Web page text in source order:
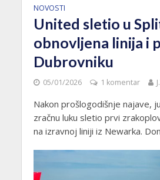
NOVOSTI
United sletio u
obnovljena linija i
Dubrovniku
05/01/2026 1 komentar
Nakon prošlogodišnje najave,
zračnu luku sletio prvi
na izravnoj liniji iz Newarka.